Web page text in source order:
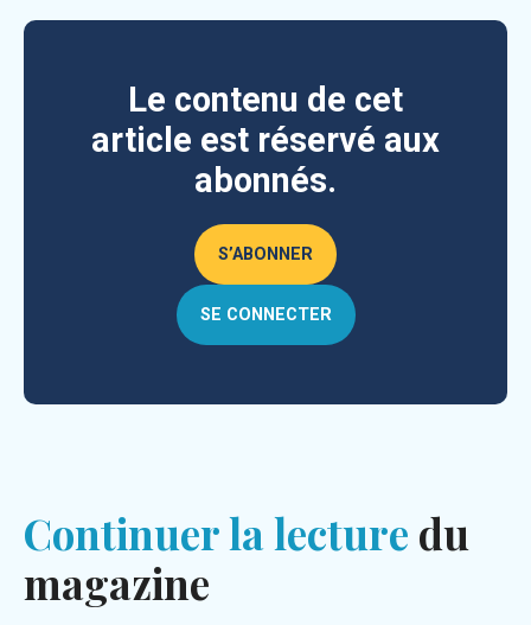
Le contenu de cet
article est réservé aux
abonnés.
S’ABONNER
SE CONNECTER
Continuer la lecture du
magazine